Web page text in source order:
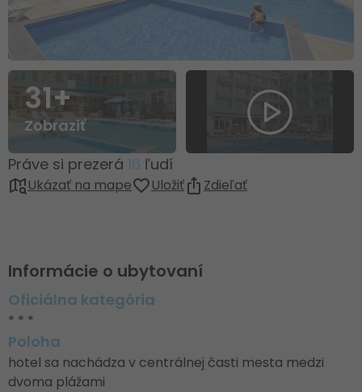
31+
Zobraziť
Práve si prezerá 16 ľudí
Ukázať na mape Uložiť Zdieľať
Informácie o ubytovaní
Oficiálna kategória
* * *
Poloha
hotel sa nachádza v centrálnej časti mesta medzi
dvoma plážami